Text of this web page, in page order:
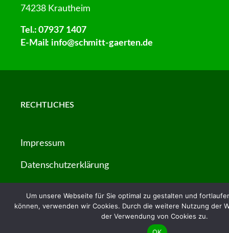
74238 Krautheim
Tel.:07937 1407
E-Mail: info@schmitt-gaerten.de
RECHTLICHES
Impressum
Datenschutzerklärung
Allgemeine Vertragsbedingungen
Um unsere Webseite für Sie optimal zu gestalten und
können, verwenden wir Cookies. Durch die weitere Nutzung der
der Verwendung von Cookies zu.